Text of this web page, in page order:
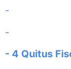
-
-
- 4 Quitus